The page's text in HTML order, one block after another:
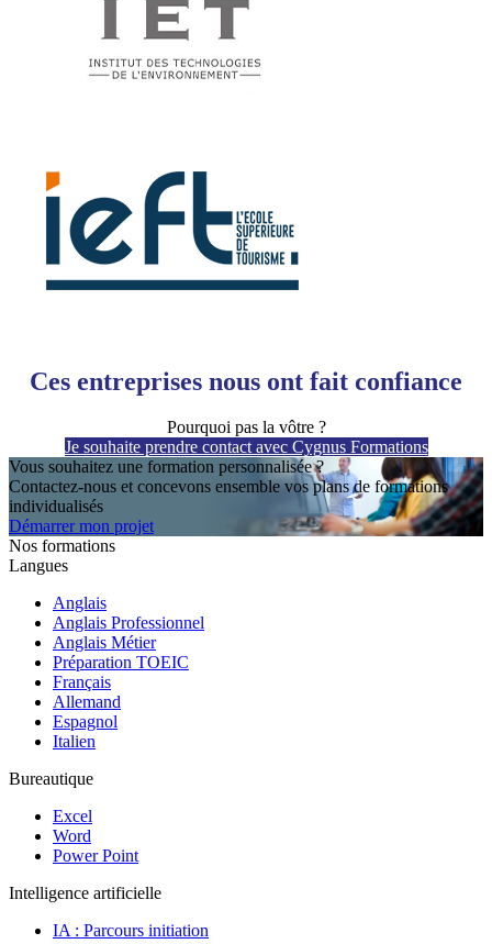
Ces entreprises nous ont fait confiance
Pourquoi pas la vôtre ?
Je souhaite prendre contact avec Cygnus Formations
Vous souhaitez une formation personnalisée ?
Contactez-nous et concevons ensemble vos plans de formations
individualisés
Démarrer mon projet
Nos formations
Langues
Anglais
Anglais Professionnel
Anglais Métier
Préparation TOEIC
Français
Allemand
Espagnol
Italien
Bureautique
Excel
Word
Power Point
Intelligence artificielle
IA : Parcours initiation